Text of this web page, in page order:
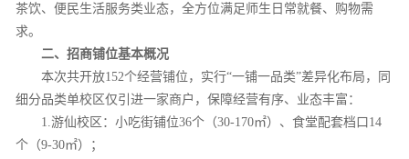
茶饮、便民生活服务类业态，全方位满足师生日常就餐、购物需
求。
二、招商铺位基本概况
本次共开放152个经营铺位，实行“一铺一品类”差异化布局，同
细分品类单校区仅引进一家商户，保障经营有序、业态丰富：
1.游仙校区：小吃街铺位36个（30-170㎡）、食堂配套档口14
个（9-30㎡）；